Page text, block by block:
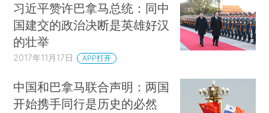
习近平赞许巴拿马总统：同中
国建交的政治决断是英雄好汉
的壮举
2017年11月17日 APP打开
中国和巴拿马联合声明：两国
开始携手同行是历史的必然